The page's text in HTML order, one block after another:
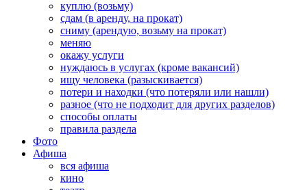
куплю (возьму)
сдам (в аренду, на прокат)
сниму (арендую, возьму на прокат)
меняю
окажу услуги
нуждаюсь в услугах (кроме вакансий)
ищу человека (разыскивается)
потери и находки (что потеряли или нашли)
разное (что не подходит для других разделов)
способы оплаты
правила раздела
Фото
Афиша
вся афиша
кино